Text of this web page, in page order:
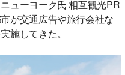
ューヨーク氏 相互観光PR
が交通広告や旅行会社な
施してきた。